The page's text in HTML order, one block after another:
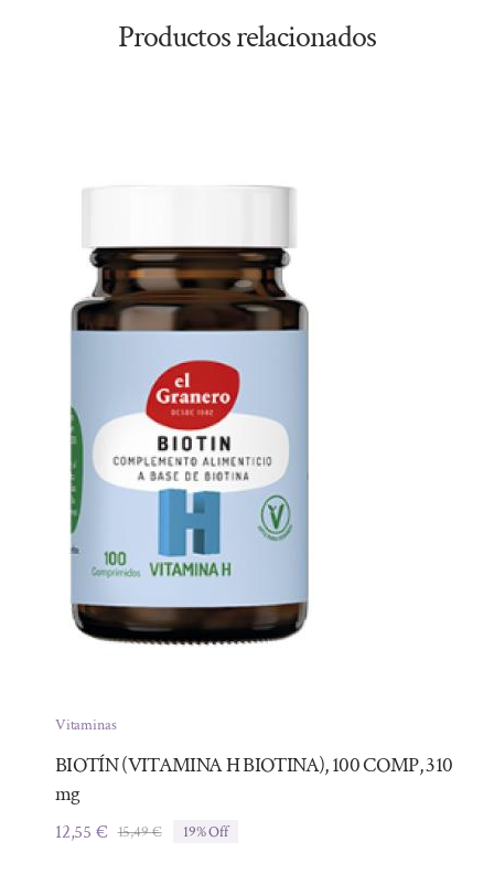
Productos relacionados
Vitaminas
BIOTÍN (VITAMINA H BIOTINA), 100 COMP, 310
mg
15,49€El
12,55 €
El
19% Off